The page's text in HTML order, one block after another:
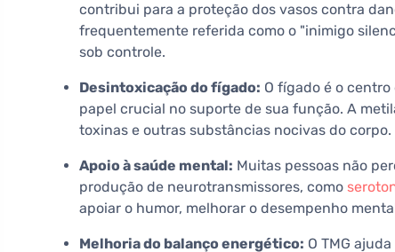
contribui para a proteção dos vasos contra
frequentemente referida como o "inimigo
sob controle.
Desintoxicação do fígado: O fígado é o
papel crucial no suporte de sua função. A
toxinas e outras substâncias nocivas do corpo.
Apoio à saúde mental: Muitas pessoas não
produção de neurotransmissores, como
apoiar o humor, melhorar o desempenho
Melhoria do balanço energético: O TMG